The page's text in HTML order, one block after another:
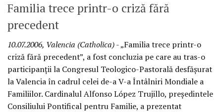
Familia trece printr-o criză fără
precedent
10.07.2006, Valencia (Catholica)- „Familia trece printr-o
criză fără precedent”, a fost concluzia pe care au tras-o
participanţii la Congresul Teologico-Pastorală desfăşurat
la Valencia în cadrul celei de-a V-a Întâlniri Mondiale a
Familiilor. Cardinalul Alfonso López Trujillo, preşedintele
Consiliului Pontifical pentru Familie, a prezentat